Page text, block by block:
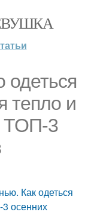
одеться
тепло и
ТОП-3
Как одеться
осенних